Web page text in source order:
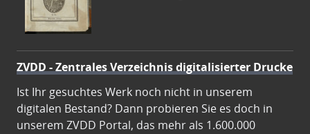
ZVDD - Zentrales Verzeichnis digitalisierter Drucke
Ist Ihr gesuchtes Werk noch nicht in unserem
digitalen Bestand? Dann probieren Sie es doch in
unserem ZVDD Portal, das mehr als 1.600.000